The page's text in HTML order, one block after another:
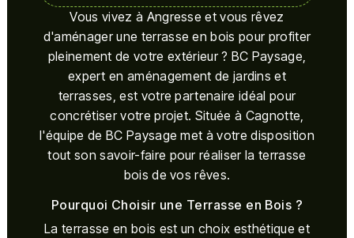
Vous vivez à Angresse et vous rêvez
d'aménager une terrasse en bois pour profiter
pleinement de votre extérieur ? BC Paysage,
expert en aménagement de jardins et
terrasses, est votre partenaire idéal pour
concrétiser votre projet. Située à Cagnotte,
l'équipe de BC Paysage met à votre disposition
tout son savoir-faire pour réaliser la terrasse
bois de vos rêves.
Pourquoi Choisir une Terrasse en Bois ?
La terrasse en bois est un choix esthétique et